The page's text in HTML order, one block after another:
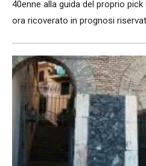
40enne alla guida del proprio
ora ricoverato in prognosi